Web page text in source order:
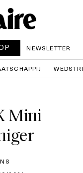
NEWSLETTER
Mini